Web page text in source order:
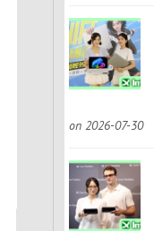
on 2026-07-30